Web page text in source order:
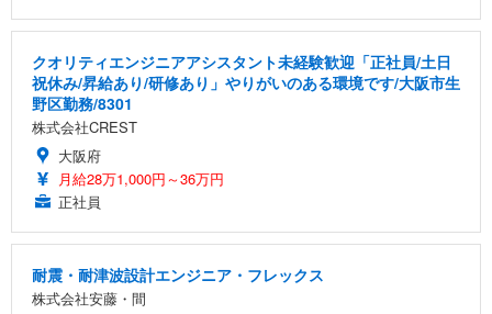
クオリティエンジニアアシスタント未経験歓迎「正社員/土日
祝休み/昇給あり/研修あり」やりがいのある環境です/大阪市生
野区勤務/8301
株式会社CREST
大阪府
月給28万1,000円～36万円
正社員
耐震・耐津波設計エンジニア・フレックス
株式会社安藤・間